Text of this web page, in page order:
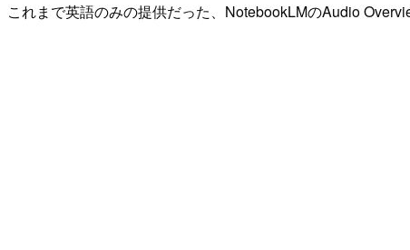
これまで英語のみの提供だった、NotebookLMのAudio